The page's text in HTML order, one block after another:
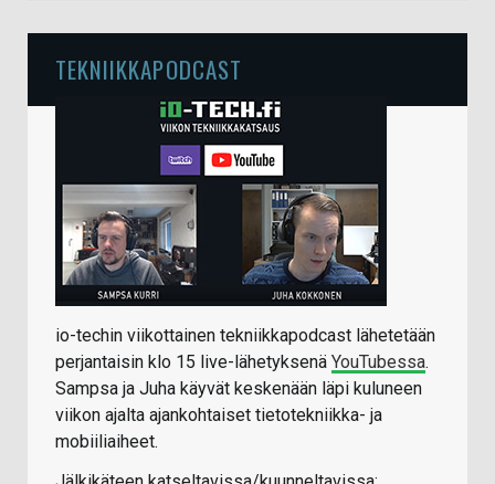
TEKNIIKKAPODCAST
io-techin viikottainen tekniikkapodcast lähetetään
perjantaisin klo 15 live-lähetyksenä YouTubessa.
Sampsa ja Juha käyvät keskenään läpi kuluneen
viikon ajalta ajankohtaiset tietotekniikka- ja
mobiiliaiheet.